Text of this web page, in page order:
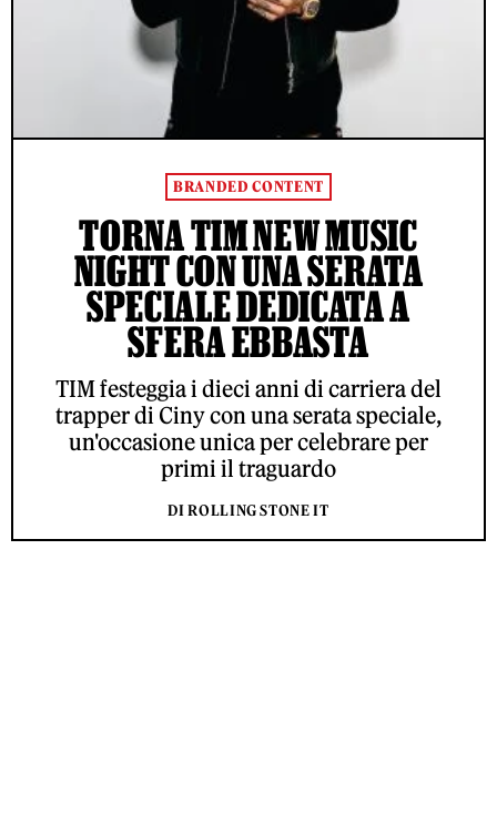
BRANDED CONTENT
TORNA TIM NEW MUSIC
NIGHT CON UNA SERATA
SPECIALE DEDICATA A
SFERA EBBASTA
TIM festeggia i dieci anni di carriera del
trapper di Ciny con una serata speciale,
un'occasione unica per celebrare per
primi il traguardo
DI ROLLING STONE IT